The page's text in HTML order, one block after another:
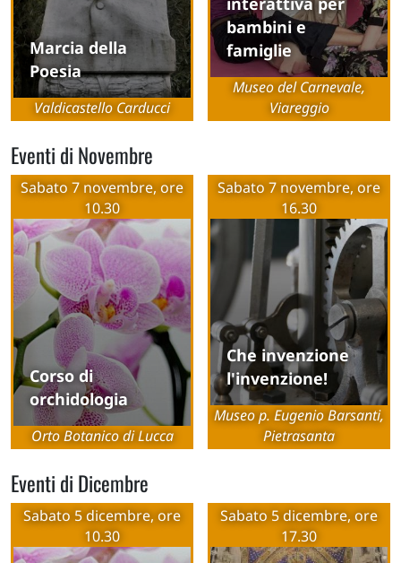
Marcia della
Poesia
Valdicastello Carducci
bambini e
famiglie
Museo del Carnevale,
Viareggio
Eventi di Novembre
Sabato 7 novembre, ore
10.30
Corso di
orchidologia
Orto Botanico di Lucca
Sabato 7 novembre, ore
16.30
Che invenzione
l'invenzione!
Museo p. Eugenio Barsanti,
Pietrasanta
Eventi di Dicembre
Sabato 5 dicembre, ore
10.30
Sabato 5 dicembre, ore
17.30